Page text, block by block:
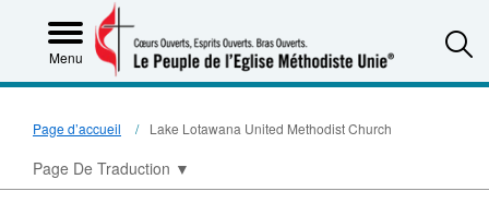
Menu
Page d’accueil Lake Lotawana United Methodist Church
Page De Traduction ▼